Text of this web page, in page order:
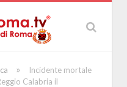
»
Incidente mortale
Calabria il